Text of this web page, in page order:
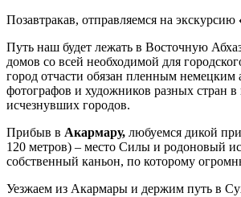
Позавтракав, отправляемся на экскурсию
Путь наш будет лежать в Восточную
домов со всей необходимой для
город отчасти обязан пленным
фотографов и художников разных стран
исчезнувших городов.
Прибыв в Акармару, любуемся дикой
120 метров) – место Силы и родоновый
собственный каньон, по которому
Уезжаем из Акармары и держим путь в